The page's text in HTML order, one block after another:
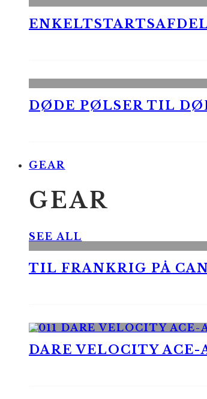
DØDE PØLSER TIL
GEAR
GEAR
SEE ALL
TIL FRANKRIG PÅ
DARE VELOCITY